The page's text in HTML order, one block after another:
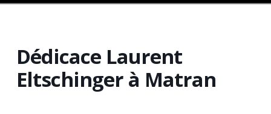
Dédicace Laurent
Eltschinger à Matran